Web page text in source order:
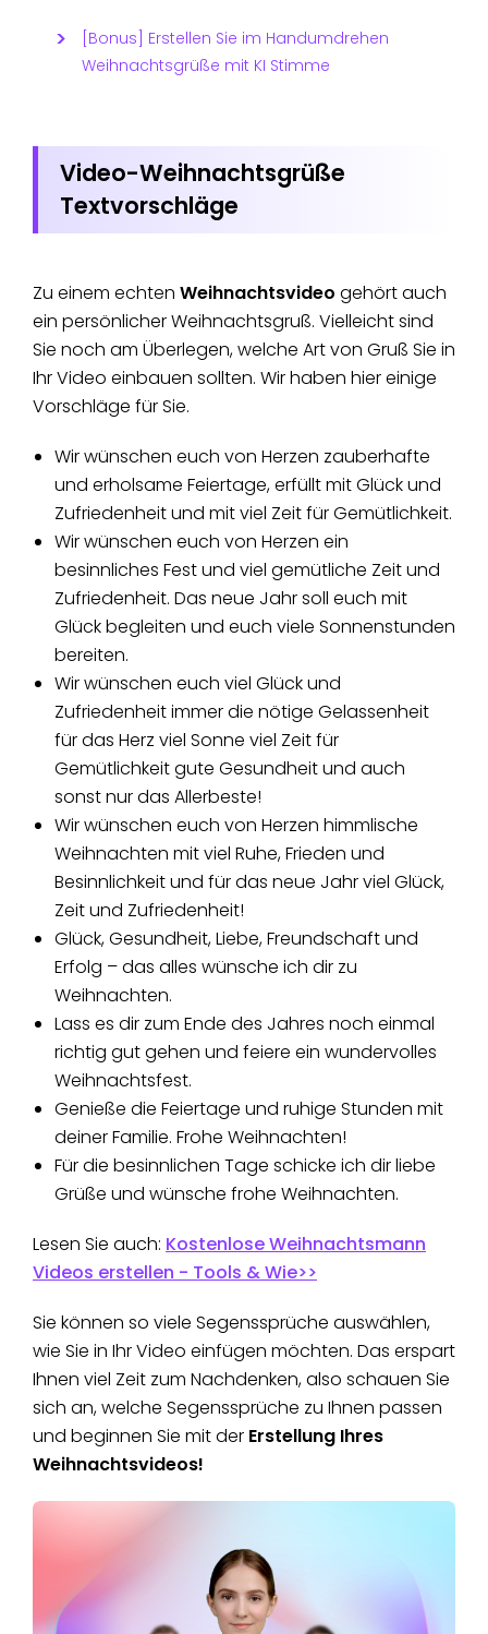
[Bonus] Erstellen Sie im Handumdrehen
Weihnachtsgrüße mit KI Stimme
Video-Weihnachtsgrüße
Textvorschläge
Zu einem echten Weihnachtsvideo gehört auch
ein persönlicher Weihnachtsgruß. Vielleicht sind
Sie noch am Überlegen, welche Art von Gruß Sie in
Ihr Video einbauen sollten. Wir haben hier einige
Vorschläge für Sie.
Wir wünschen euch von Herzen zauberhafte
und erholsame Feiertage, erfüllt mit Glück und
Zufriedenheit und mit viel Zeit für Gemütlichkeit.
Wir wünschen euch von Herzen ein
besinnliches Fest und viel gemütliche Zeit und
Zufriedenheit. Das neue Jahr soll euch mit
Glück begleiten und euch viele Sonnenstunden
bereiten.
Wir wünschen euch viel Glück und
Zufriedenheit immer die nötige Gelassenheit
für das Herz viel Sonne viel Zeit für
Gemütlichkeit gute Gesundheit und auch
sonst nur das Allerbeste!
Wir wünschen euch von Herzen himmlische
Weihnachten mit viel Ruhe, Frieden und
Besinnlichkeit und für das neue Jahr viel Glück,
Zeit und Zufriedenheit!
Glück, Gesundheit, Liebe, Freundschaft und
Erfolg – das alles wünsche ich dir zu
Weihnachten.
Lass es dir zum Ende des Jahres noch einmal
richtig gut gehen und feiere ein wundervolles
Weihnachtsfest.
Genieße die Feiertage und ruhige Stunden mit
deiner Familie. Frohe Weihnachten!
Für die besinnlichen Tage schicke ich dir liebe
Grüße und wünsche frohe Weihnachten.
Lesen Sie auch: Kostenlose Weihnachtsmann
Videos erstellen - Tools & Wie>>
Sie können so viele Segenssprüche auswählen,
wie Sie in Ihr Video einfügen möchten. Das erspart
Ihnen viel Zeit zum Nachdenken, also schauen Sie
sich an, welche Segenssprüche zu Ihnen passen
und beginnen Sie mit der Erstellung Ihres
Weihnachtsvideos!